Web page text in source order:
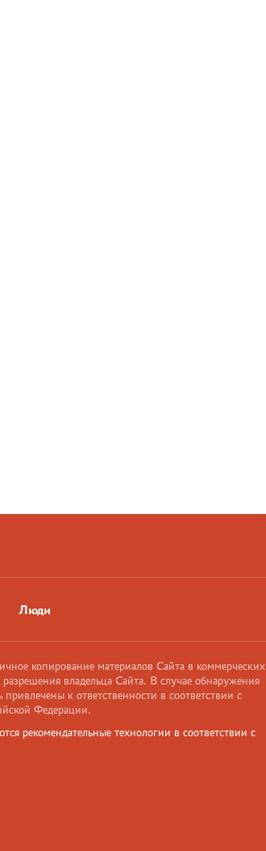
Люди
копирование материалов Сайта в коммерческих
владельца Сайта. В случае обнаружения
к ответственности в соответствии с
Федерации.
рекомендательные технологии в соответствии с